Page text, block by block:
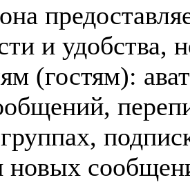
и удобства,
(гостям):
новых